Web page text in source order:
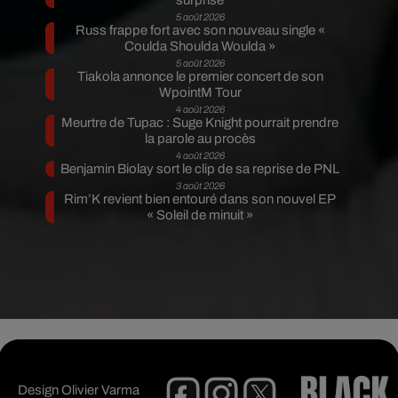
5 août 2026
Russ frappe fort avec son nouveau single «
Coulda Shoulda Woulda »
5 août 2026
Tiakola annonce le premier concert de son
WpointM Tour
4 août 2026
Meurtre de Tupac : Suge Knight pourrait prendre
la parole au procès
4 août 2026
Benjamin Biolay sort le clip de sa reprise de PNL
3 août 2026
Rim’K revient bien entouré dans son nouvel EP
« Soleil de minuit »
DesignOlivier Varma